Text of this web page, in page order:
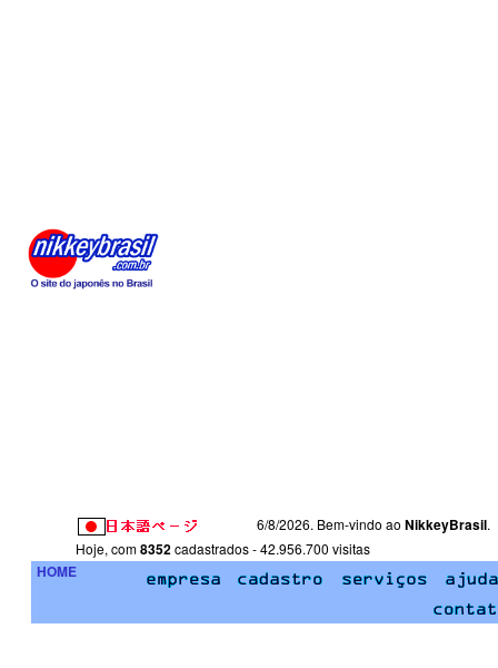
6/8/2026. Bem-vindo ao NikkeyBrasil.
Hoje, com8352cadastrados - 42.956.700 visitas
HOME